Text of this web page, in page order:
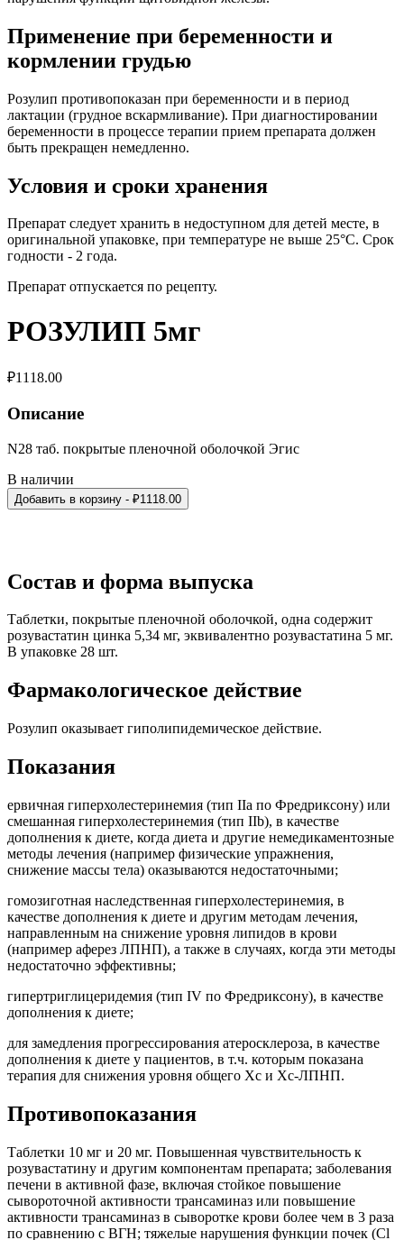
Применение при беременности и
кормлении грудью
Розулип противопоказан при беременности и в период
лактации (грудное вскармливание). При диагностировании
беременности в процессе терапии прием препарата должен
быть прекращен немедленно.
Условия и сроки хранения
Препарат следует хранить в недоступном для детей месте, в
оригинальной упаковке, при температуре не выше 25°С. Срок
годности - 2 года.
Препарат отпускается по рецепту.
РОЗУЛИП 5мг
₽1118.00
Описание
N28 таб. покрытые пленочной оболочкой Эгис
В наличии
Добавить в корзину - ₽1118.00
Состав и форма выпуска
Таблетки, покрытые пленочной оболочкой, одна содержит
розувастатин цинка 5,34 мг, эквивалентно розувастатина 5 мг.
В упаковке 28 шт.
Фармакологическое действие
Розулип оказывает гиполипидемическое действие.
Показания
ервичная гиперхолестеринемия (тип IIa по Фредриксону) или
смешанная гиперхолестеринемия (тип IIb), в качестве
дополнения к диете, когда диета и другие немедикаментозные
методы лечения (например физические упражнения,
снижение массы тела) оказываются недостаточными;
гомозиготная наследственная гиперхолестеринемия, в
качестве дополнения к диете и другим методам лечения,
направленным на снижение уровня липидов в крови
(например аферез ЛПНП), а также в случаях, когда эти методы
недостаточно эффективны;
гипертриглицеридемия (тип IV по Фредриксону), в качестве
дополнения к диете;
для замедления прогрессирования атеросклероза, в качестве
дополнения к диете у пациентов, в т.ч. которым показана
терапия для снижения уровня общего Хс и Хс-ЛПНП.
Противопоказания
Таблетки 10 мг и 20 мг. Повышенная чувствительность к
розувастатину и другим компонентам препарата; заболевания
печени в активной фазе, включая стойкое повышение
сывороточной активности трансаминаз или повышение
активности трансаминаз в сыворотке крови более чем в 3 раза
по сравнению с ВГН; тяжелые нарушения функции почек (Cl